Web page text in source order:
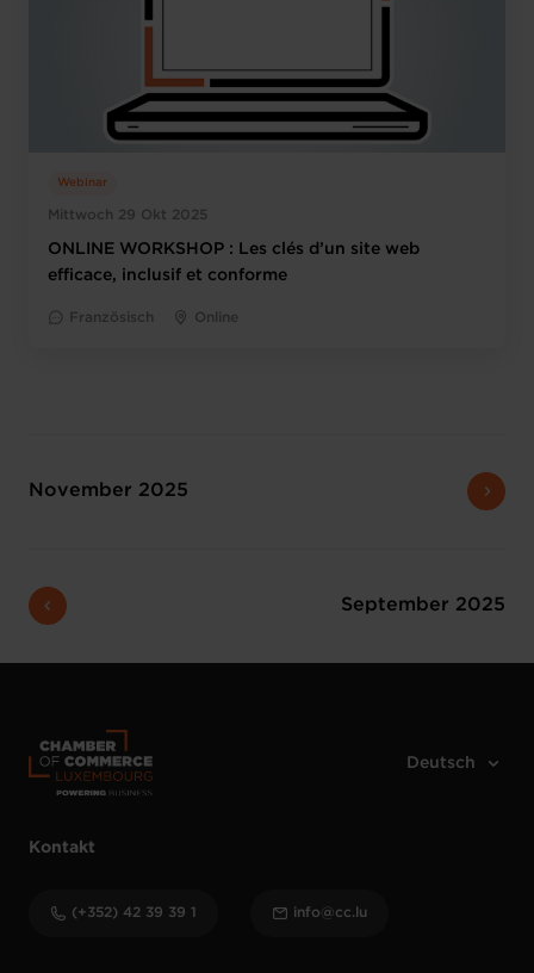
Mittwoch 29 Okt 2025
Webinar
ONLINE WORKSHOP : Les clés d’un site web
efficace, inclusif et conforme
Französisch Online
September 2025
November 2025
Kontakt
(+352) 42 39 39 1 info@cc.lu